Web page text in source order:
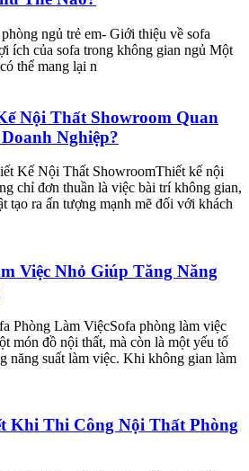
ngủ trẻ em- Giới thiệu về sofa
ích của sofa trong không gian ngủ Một
thể mang lại n
Nội Thất Showroom Quan
Nghiệp?
Kế Nội Thất ShowroomThiết kế nội
chỉ đơn thuần là việc bài trí không gian,
tạo ra ấn tượng mạnh mẽ đối với khách
Việc Nhỏ Giúp Tăng Năng
Phòng Làm ViệcSofa phòng làm việc
món đồ nội thất, mà còn là một yếu tố
năng suất làm việc. Khi không gian làm
Khi Thi Công Nội Thất Phòng